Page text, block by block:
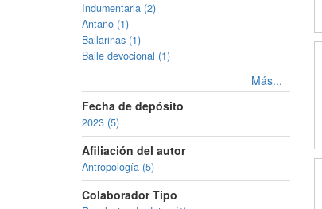
Indumentaria (2)
Antaño (1)
Bailarinas (1)
Baile devocional (1)
Más...
Fecha de depósito
2023 (5)
Afiliación del autor
Antropología (5)
Colaborador Tipo